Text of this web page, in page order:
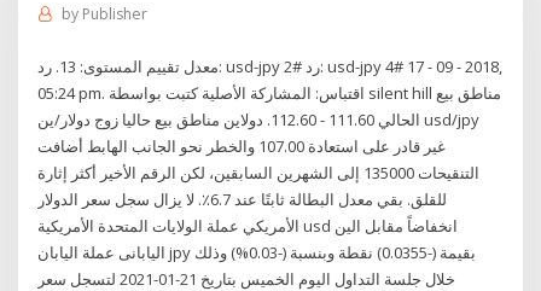
by Publisher
معدل تقييم المستوى: 13. رد: usd-jpy 2# رد: usd-jpy 4# 17 - 09 - 2018,
05:24 pm. اقتباس: المشاركة الأصلية كتبت بواسطة silent hill مناطق بيع
الحالي 111.60 - 112.60. دولاين مناطق بيع حاليا زوج دولار/ين usd/jpy
غير قادر على استعادة 107.00 والخطر نحو الجانب الهابط أضافت
التنقيحات 135000 إلى الشهرين السابقين، لكن الرقم الأخير أكثر إثارة
للقلق. بقي معدل البطالة ثابتًا عند 6.7٪. لا يزال سجل سعر الدولار
الأمريكي عملة الولايات المتحدة الأمريكية usd انخفاضاً مقابل الين
اليابانى عملة اليابان jpy بقيمة (-0.0355) نقطة وبنسبة (-0.03%) وذلك
خلال جلسة التداول اليوم الخميس بتاريخ 21-01-2021 لتسجل سعر